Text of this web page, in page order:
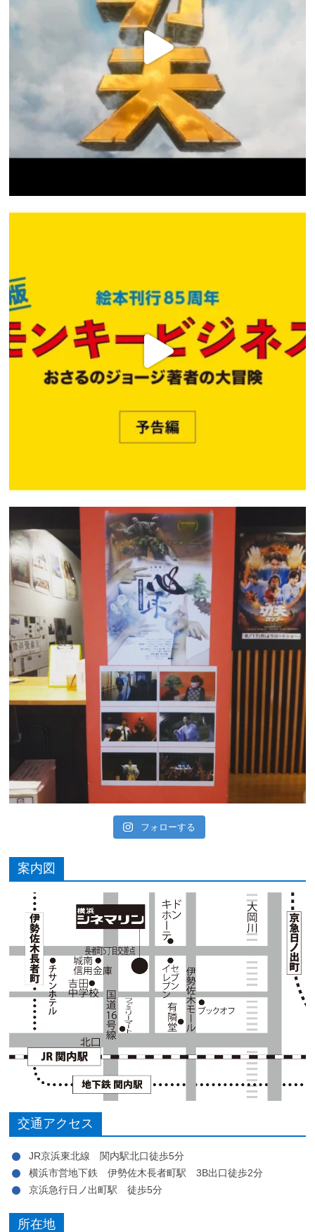
フォローする
案内図
交通アクセス
JR京浜東北線 関内駅北口徒歩5分
横浜市営地下鉄 伊勢佐木長者町駅 3B出口徒歩2分
京浜急行日ノ出町駅 徒歩5分
所在地